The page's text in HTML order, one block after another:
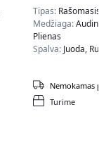
Tipas:
Medžiaga:
Plienas
Spalva: Juoda,
Turime
Nemokamas